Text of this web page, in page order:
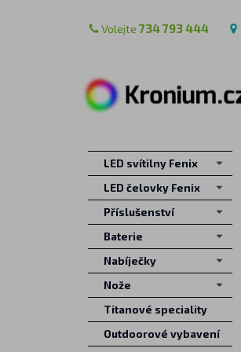
Volejte 734 793 444
LED svítilny Fenix
LED čelovky Fenix
Příslušenství
Baterie
Nabíječky
Nože
Titanové speciality
Outdoorové vybavení